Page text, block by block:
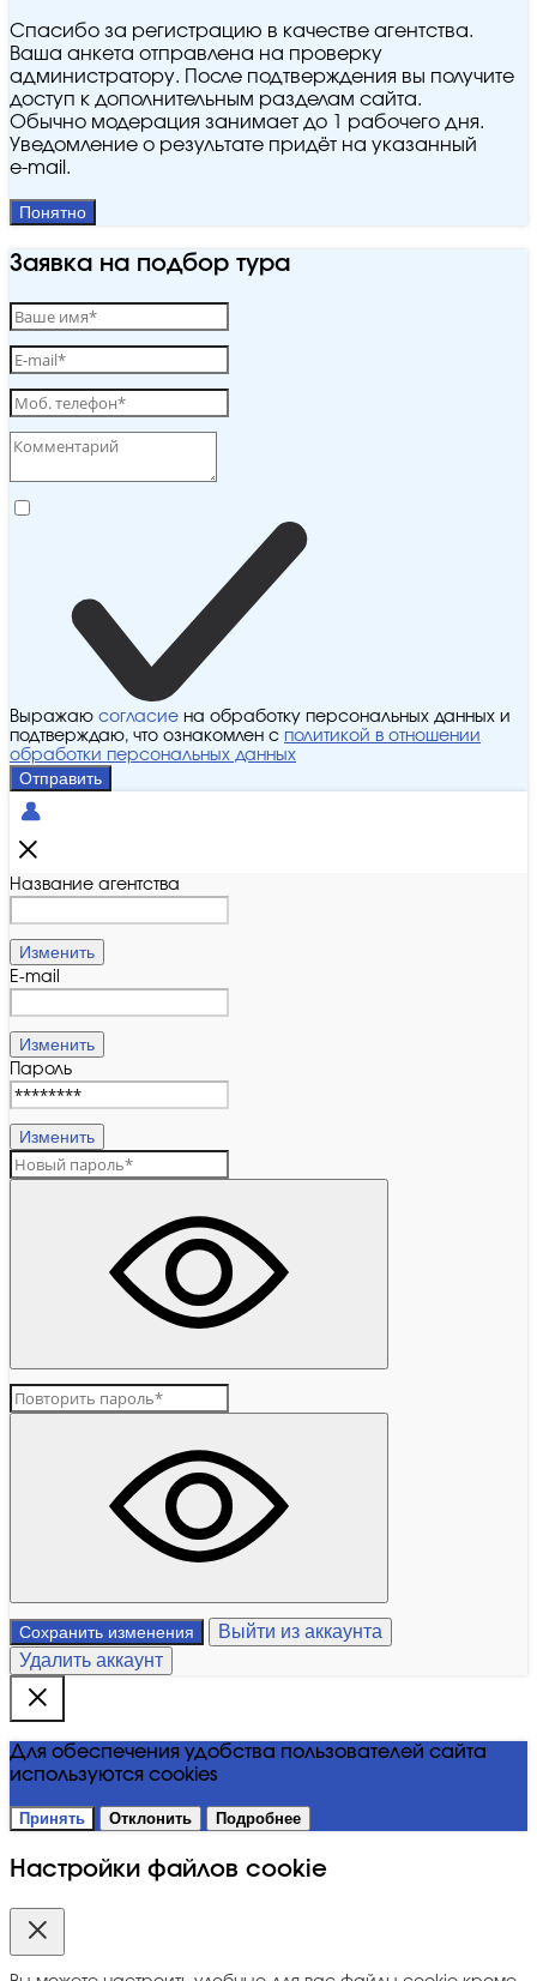
Спасибо за регистрацию в качестве агентства.
Ваша анкета отправлена на проверку
администратору. После подтверждения вы получите
доступ к дополнительным разделам сайта.
Обычно модерация занимает до 1 рабочего дня.
Уведомление о результате придёт на указанный
e‑mail.
Понятно
Заявка на подбор тура
Выражаю согласие на обработку персональных данных и
подтверждаю, что ознакомлен с политикой в отношении
обработки персональных данных
Отправить
Название агентства
Изменить
E-mail
Изменить
Пароль
Изменить
Сохранить изменения
Выйти из аккаунта
Удалить аккаунт
Для обеспечения удобства пользователей сайта
используются cookies
Принять Отклонить Подробнее
Настройки файлов cookie